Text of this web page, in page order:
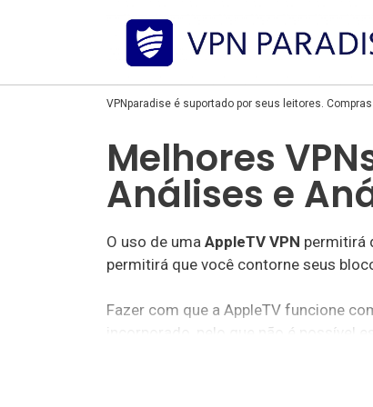
VPNparadise é suportado por seus leitores.
Melhores
Análises e
O uso de uma AppleTV VPN permitirá
permitirá que você contorne seus
Fazer com que a AppleTV funcione
incorporado, pelo que não é possível